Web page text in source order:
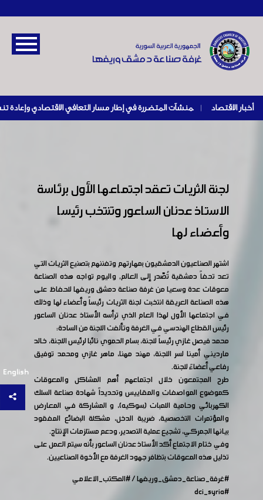
أخبار الاقتصاد |
English
لجنة الثريات تعقد اجتماعها الأول برئاسة
الاستاذ عدنان الساعور وتنتخب رئيسا
وأعضاء لها
اشتهر الصناعيون الدمشقيون بمهارتهم وتفننهم بتصنيع الثريات التي
تعد تحفاً دمشقية تُصّدر إلى العالم, واليوم تواجه هذه الصناعة
معوقات عدة وسعيا من غرفة صناعة دمشق وريفها للحفاظ على
هذه الصناعة العريقة انتخبت لجنة الثريات رئيساً وأعضاء لها وذلك
في اجتماعها الأول لهذا العام الذي ترأسه الأستاذ عدنان الساعور
رئيس القطاع الهندسي في الغرفة وتألفت اللجنة من السادة:
محمد فيصل غازي رئيساً للجنة، بسام الحموي نائبا لرئيس اللجنة، خالد
مارديني أمينا لسر اللجنة، مهند مهنا، ماهر غازي ومحمد توفيق
رفاعي أعضاءً للجنة.
طرح المجتمعون خلال اجتماعهم أهم المشاكل والمعوقات
كموضوع المواصفات والمقاييس وتحديداً شهادة صناعة السلك
الكهربائي وحامية اللمبات (ٍسوكيه)، و المشاركة في المعارض
والمؤتمرات التخصصية، ضريبة الدخل، مشكلة البضائع المفقود
بيانها الجمركي، تشجيع عملية التصدير، ودعم مستلزمات الإنتاج.
وفي ختام الاجتماع أكد الأستاذ عدنان الساعور بأنه سيتم العمل على
تذليل هذه المعوقات بتظافر جهود الغرفة مع الأخوة الصناعيين.
#غرفة_صناعة_دمشق_وريفها/#المكتب_الاعلامي
#dci_syria